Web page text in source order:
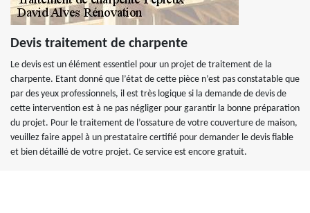
Devis traitement de charpente
Le devis est un élément essentiel pour un projet de traitement de la
charpente. Etant donné que l’état de cette pièce n’est pas constatable que
par des yeux professionnels, il est très logique si la demande de devis de
cette intervention est à ne pas négliger pour garantir la bonne préparation
du projet. Pour le traitement de l’ossature de votre couverture de maison,
veuillez faire appel à un prestataire certifié pour demander le devis fiable
et bien détaillé de votre projet. Ce service est encore gratuit.